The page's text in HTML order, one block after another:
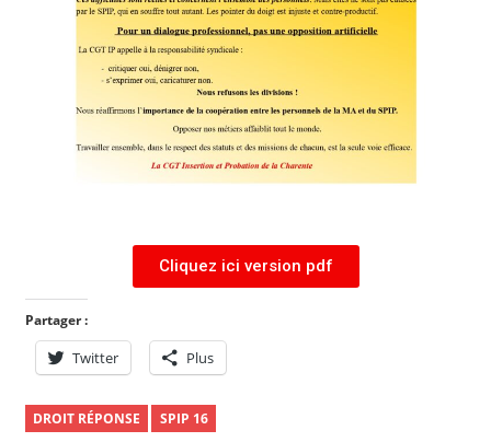
Cliquez ici version pdf
Partager :
Twitter Plus
DROIT RÉPONSE SPIP 16